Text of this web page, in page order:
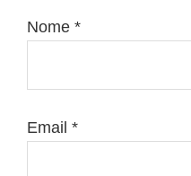
Nome *
Email *